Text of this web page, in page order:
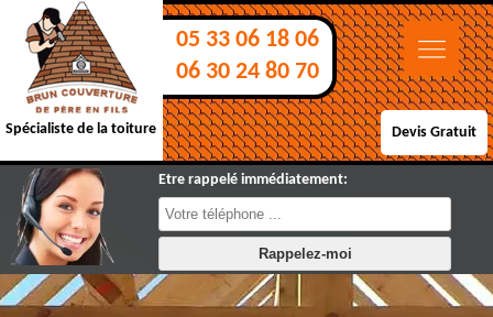
Spécialiste de la toiture
05 33 06 18 06
06 30 24 80 70
Devis Gratuit
Etre rappelé immédiatement: